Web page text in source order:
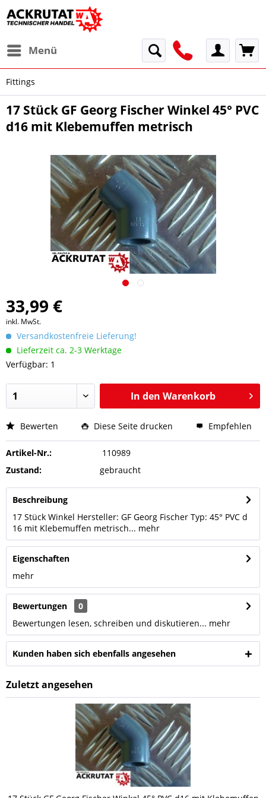
Menü
Fittings
17 Stück GF Georg Fischer Winkel 45° PVC
d16 mit Klebemuffen metrisch
33,99 €
inkl. MwSt.
Versandkostenfreie Lieferung!
Lieferzeit ca. 2-3 Werktage
Verfügbar: 1
In den Warenkorb
Bewerten Diese Seite drucken Empfehlen
Artikel-Nr.:
110989
Zustand:
gebraucht
Beschreibung
17 Stück Winkel Hersteller: GF Georg Fischer Typ: 45° PVC d
16 mit Klebemuffen metrisch... mehr
Eigenschaften
mehr
Bewertungen
0
Bewertungen lesen, schreiben und diskutieren... mehr
Kunden haben sich ebenfalls angesehen
Zuletzt angesehen